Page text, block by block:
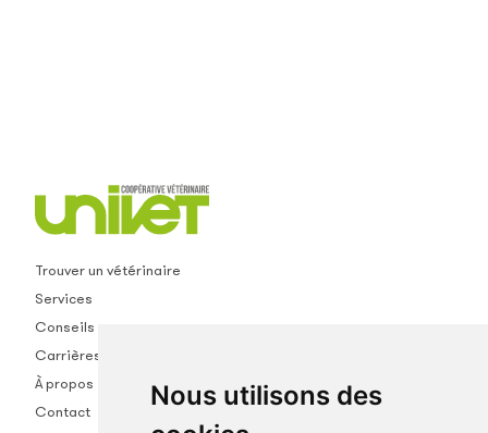
Nous utilisons des
Trouver un vétérinaire
Services
Conseils
Carrières
À propos
Contact